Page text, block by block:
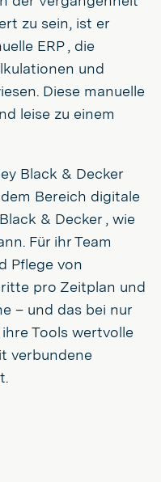
zu sein, ist er
ERP , die
und
Diese manuelle
leise zu einem
Black & Decker
Bereich digitale
& Decker , wie
Für ihr Team
Pflege von
pro Zeitplan und
– und das bei nur
Tools wertvolle
verbundene